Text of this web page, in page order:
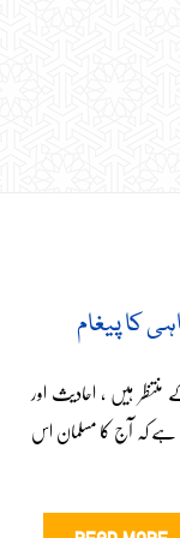
کا پیغام
ہیں ، احادیث اور
ہے کہ آج کا مسلمان اس